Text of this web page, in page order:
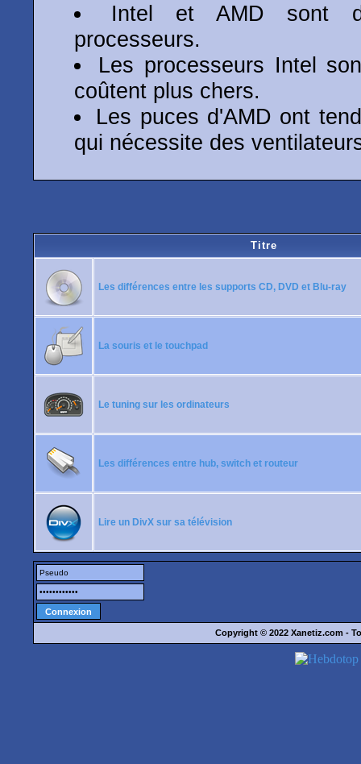
Intel et AMD sont
processeurs.
Les processeurs Intel
coûtent plus chers.
Les puces d'AMD ont
qui nécessite des
Titre
Les différences entre les supports CD, DVD et Blu-ray
La souris et le touchpad
Le tuning sur les ordinateurs
Les différences entre hub, switch et routeur
Lire un DivX sur sa télévision
Copyright © 2022 Xanetiz.com -